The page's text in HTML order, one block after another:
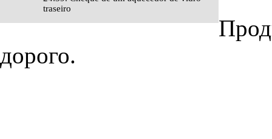
traseiro
дорого.